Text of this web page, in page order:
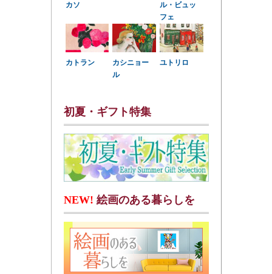
カソ
ル・ビュッ
フェ
カトラン
カシニョー
ル
ユトリロ
初夏・ギフト特集
NEW! 絵画のある暮らしを